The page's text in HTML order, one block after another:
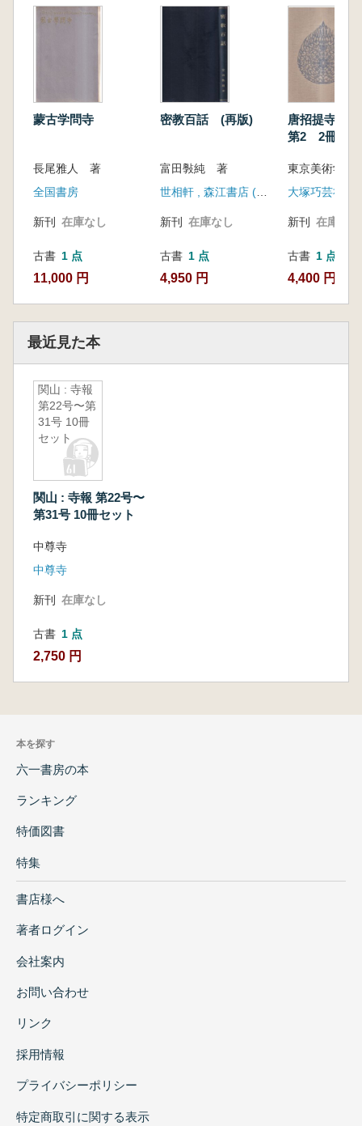
蒙古学問寺
長尾雅人 著
全国書房
新刊 在庫なし
古書 1 点
11,000 円
密教百話 (再版)
富田斅純 著
世相軒 , 森江書店 (発売)
新刊 在庫なし
古書 1 点
4,950 円
唐招提寺大
第2 2冊セッ
東京美術学
大塚巧芸社
新刊 在庫なし
古書 1 点
4,400 円
最近見た本
関山 : 寺報
第22号〜第
31号 10冊
セット
関山 : 寺報 第22号〜
第31号 10冊セット
中尊寺
中尊寺
新刊 在庫なし
古書 1 点
2,750 円
本を探す
六一書房の本
ランキング
特価図書
特集
書店様へ
著者ログイン
会社案内
お問い合わせ
リンク
採用情報
プライバシーポリシー
特定商取引に関する表示